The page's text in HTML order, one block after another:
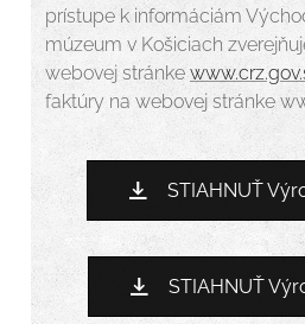
prístupe k informáciám
múzeum v Košiciach
webovej stránke
faktúry na webovej stránke
STIAHNUŤ
STIAHNUŤ